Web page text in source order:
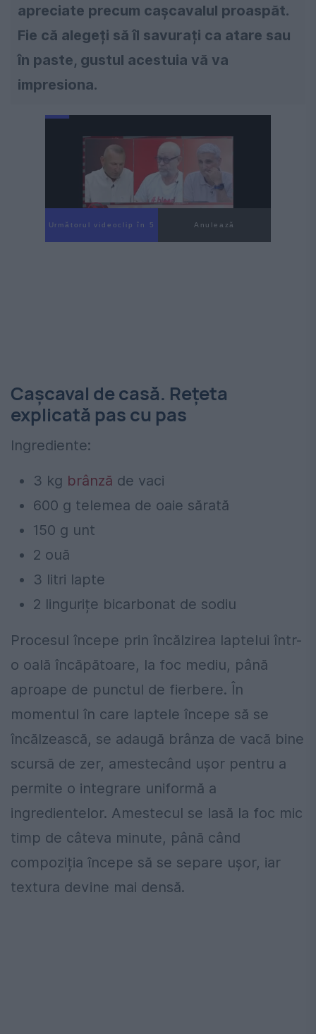
apreciate precum cașcavalul proaspăt.
Fie că alegeți să îl savurați ca atare sau
în paste, gustul acestuia vă va
impresiona.
Următorul videoclip în 4 Anulează
Cașcaval de casă. Rețeta
explicată pas cu pas
Ingrediente:
3 kg brânză de vaci
600 g telemea de oaie sărată
150 g unt
2 ouă
3 litri lapte
2 lingurițe bicarbonat de sodiu
Procesul începe prin încălzirea laptelui într-
o oală încăpătoare, la foc mediu, până
aproape de punctul de fierbere. În
momentul în care laptele începe să se
încălzească, se adaugă brânza de vacă bine
scursă de zer, amestecând ușor pentru a
permite o integrare uniformă a
ingredientelor. Amestecul se lasă la foc mic
timp de câteva minute, până când
compoziția începe să se separe ușor, iar
textura devine mai densă.